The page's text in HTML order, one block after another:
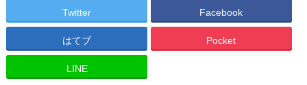
Twitter Facebook
はてブ Pocket
LINE